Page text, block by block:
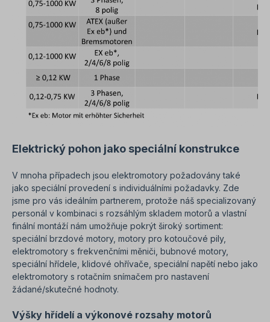
Elektrický pohon jako speciální konstrukce
V mnoha případech jsou elektromotory požadovány také
jako speciální provedení s individuálními požadavky. Zde
jsme pro vás ideálním partnerem, protože náš specializovaný
personál v kombinaci s rozsáhlým skladem motorů a vlastní
finální montáží nám umožňuje pokrýt široký sortiment:
speciální brzdové motory, motory pro kotoučové pily,
elektromotory s frekvenčními měniči, bubnové motory,
speciální hřídele, klidové ohřívače, speciální napětí nebo jako
elektromotory s rotačním snímačem pro nastavení
žádané/skutečné hodnoty.
Výšky hřídelí a výkonové rozsahy motorů